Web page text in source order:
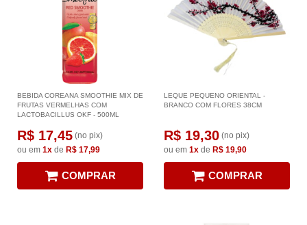
BEBIDA COREANA SMOOTHIE MIX DE
FRUTAS VERMELHAS COM
LACTOBACILLUS OKF - 500ML
R$ 17,45 (no pix)
ou em 1x de R$ 17,99
COMPRAR
LEQUE PEQUENO ORIENTAL -
BRANCO COM FLORES 38CM
R$ 19,30 (no pix)
ou em 1x de R$ 19,90
COMPRAR